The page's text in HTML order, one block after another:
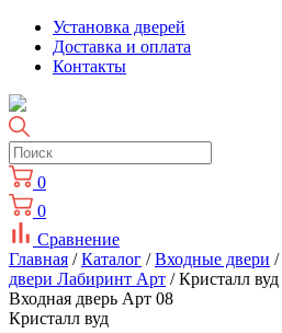
Установка дверей
Доставка и оплата
Контакты
0
0
Сравнение
Главная /Каталог /Входные двери /
двери Лабиринт Арт / Кристалл вуд
Входная дверь Арт 08
Кристалл вуд